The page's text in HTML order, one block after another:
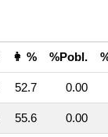
👩 % %Pobl.
52.7 0.00
55.6 0.00